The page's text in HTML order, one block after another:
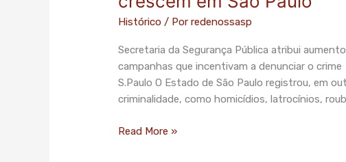
Histórico / Porredenossasp
Secretaria da Segurança Pública atribui
campanhas que incentivam a denunciar o
S.Paulo O Estado de São Paulo registrou, em
criminalidade, como homicídios, latrocínios,
latrocínios
caem,
crescem
Paulo
Read More »